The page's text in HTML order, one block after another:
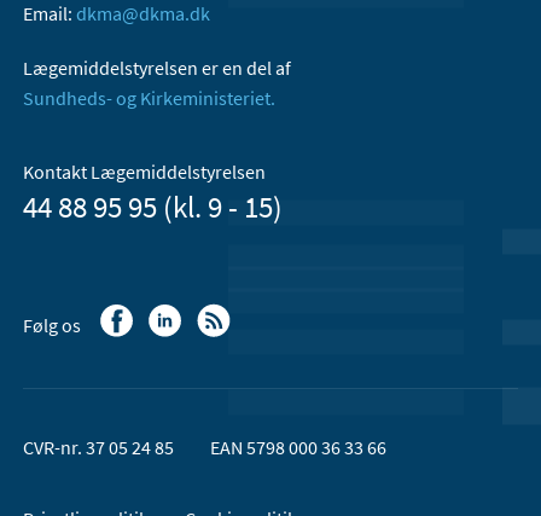
Email: dkma@dkma.dk
Lægemiddelstyrelsen er en del af
Sundheds- og Kirkeministeriet.
Kontakt Lægemiddelstyrelsen
44 88 95 95 (kl. 9 - 15)
Følg os
CVR-nr. 37 05 24 85 EAN 5798 000 36 33 66